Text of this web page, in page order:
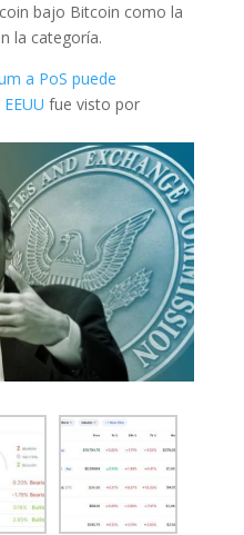
bajo Bitcoin como la
la categoría.
a PoS puede
fue visto por